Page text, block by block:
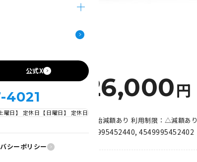
公式X
4021
曜日】 定休日 【日曜日】 定休日
シーポリシー
126,000円
新品: 保証開始減額あり 利用制限：△減額あり
JAN:4549995452440,4549995452402